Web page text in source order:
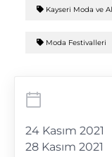
Kayseri Moda ve
Moda Festivalleri
24 Kasım 2021
28 Kasım 2021